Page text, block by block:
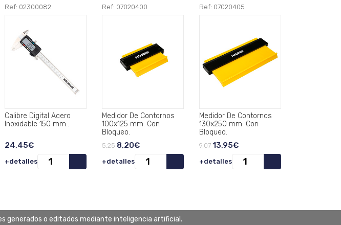
Ref: 02300082
Calibre Digital Acero
Inoxidable 150 mm..
24,45€
+detalles
Ref: 07020400
Medidor De Contornos
100x125 mm. Con
Bloqueo.
5,25 8,20€
+detalles
Ref: 07020405
Medidor De Contornos
130x250 mm. Con
Bloqueo.
9,07 13,95€
+detalles
generados o editados mediante inteligencia artificial.